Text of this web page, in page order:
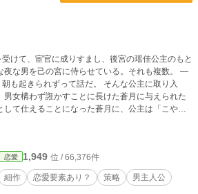
けて、宦官に成りすまし、後宮の瑶佳公主のもと
ずって話だ。 そんな公主に取り入
男女構わず誑かすことに長けた蒼月に与えられた
て。 それは男として？ 閨で快楽を与えられる
っそく自身の
そ
楽しませてやるぜ。それこそ足腰が立たなくなる
。 だけど、本当の公主は、噂とかなり違う人物
恋愛 1,949 位 / 66,376件
細作 恋愛要素あり？ 策略 男主人公